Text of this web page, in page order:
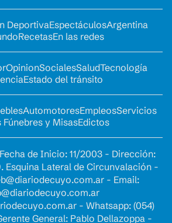
DeportivaEspectáculosArgentina
RecetasEn las redes
OpinionSocialesSaludTecnología
Estado del tránsito
AutomotoresEmpleosServicios
Fúnebres y MisasEdictos
de Inicio: 11/2003 - Dirección:
Esquina Lateral de Circunvalación -
- Email:
- Whatsapp: (054)
General: Pablo Dellazoppa -